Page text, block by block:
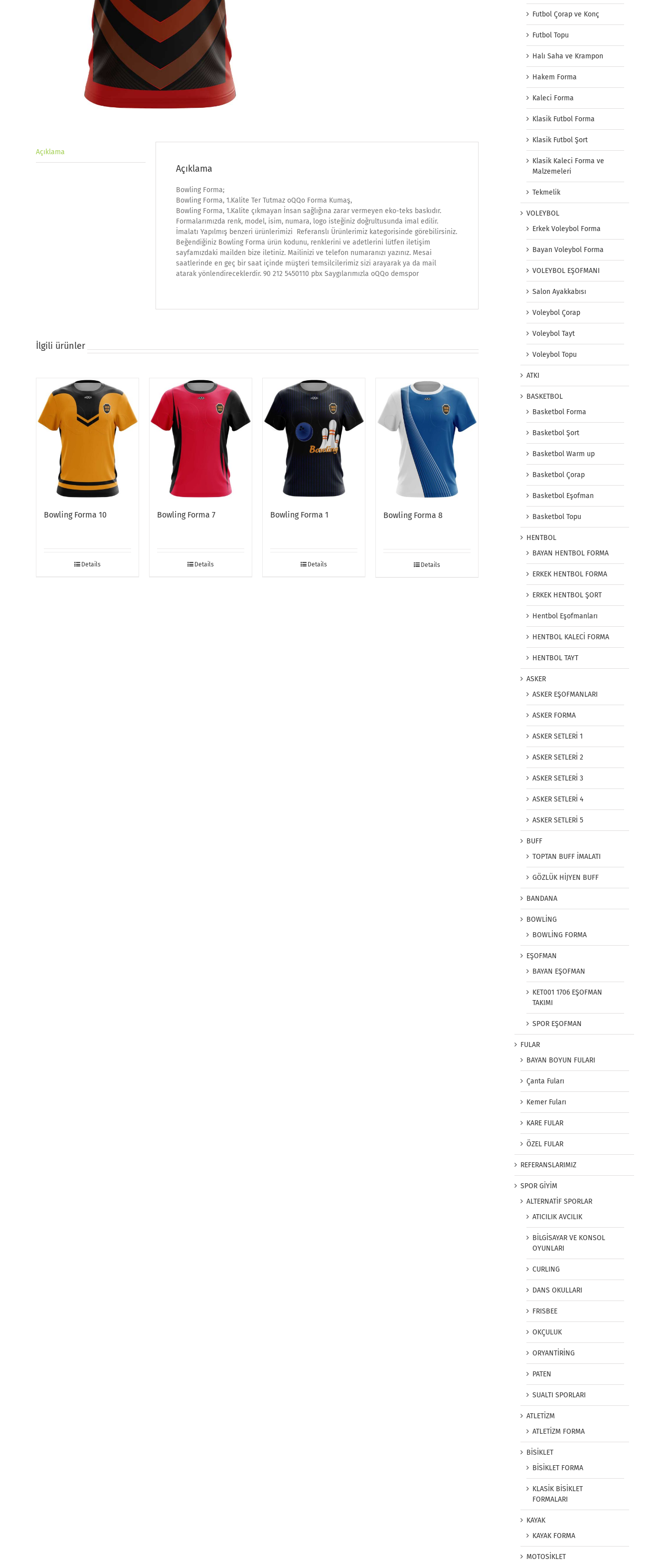
Açıklama
Açıklama
Bowling Forma;
Bowling Forma, 1.Kalite Ter Tutmaz oQQo Forma Kumaş,
Bowling Forma, 1.Kalite çıkmayan İnsan sağlığına zarar vermeyen eko-teks baskıdır.
Formalarımızda renk, model, isim, numara, logo isteğiniz doğrultusunda imal edilir.
İmalatı Yapılmış benzeri ürünlerimizi Referanslı Ürünlerimiz kategorisinde görebilirsiniz.
Beğendiğiniz Bowling Forma ürün kodunu, renklerini ve adetlerini lütfen iletişim
sayfamızdaki mailden bize iletiniz. Mailinizi ve telefon numaranızı yazınız. Mesai
saatlerinde en geç bir saat içinde müşteri temsilcilerimiz sizi arayarak ya da mail
atarak yönlendireceklerdir. 90 212 5450110 pbx Saygılarımızla oQQo demspor
İlgili ürünler
Bowling Forma 10
Details
Bowling Forma 7
Details
Bowling Forma 1
Details
Bowling Forma 8
Details
Futbol Çorap ve Konç
Futbol Topu
Halı Saha ve Krampon
Hakem Forma
Kaleci Forma
Klasik Futbol Forma
Klasik Futbol Şort
Klasik Kaleci Forma ve
Malzemeleri
Tekmelik
VOLEYBOL
Erkek Voleybol Forma
Bayan Voleybol Forma
VOLEYBOL EŞOFMANI
Salon Ayakkabısı
Voleybol Çorap
Voleybol Tayt
Voleybol Topu
ATKI
BASKETBOL
Basketbol Forma
Basketbol Şort
Basketbol Warm up
Basketbol Çorap
Basketbol Eşofman
Basketbol Topu
HENTBOL
BAYAN HENTBOL FORMA
ERKEK HENTBOL FORMA
ERKEK HENTBOL ŞORT
Hentbol Eşofmanları
HENTBOL KALECİ FORMA
HENTBOL TAYT
ASKER
ASKER EŞOFMANLARI
ASKER FORMA
ASKER SETLERİ 1
ASKER SETLERİ 2
ASKER SETLERİ 3
ASKER SETLERİ 4
ASKER SETLERİ 5
BUFF
TOPTAN BUFF İMALATI
GÖZLÜK HİJYEN BUFF
BANDANA
BOWLİNG
BOWLİNG FORMA
EŞOFMAN
BAYAN EŞOFMAN
KET001 1706 EŞOFMAN
TAKIMI
SPOR EŞOFMAN
FULAR
BAYAN BOYUN FULARI
Çanta Fuları
Kemer Fuları
KARE FULAR
ÖZEL FULAR
REFERANSLARIMIZ
SPOR GİYİM
ALTERNATİF SPORLAR
ATICILIK AVCILIK
BİLGİSAYAR VE KONSOL
OYUNLARI
CURLING
DANS OKULLARI
FRISBEE
OKÇULUK
ORYANTİRİNG
PATEN
SUALTI SPORLARI
ATLETİZM
ATLETİZM FORMA
BİSİKLET
BİSİKLET FORMA
KLASİK BİSİKLET
FORMALARI
KAYAK
KAYAK FORMA
MOTOSİKLET